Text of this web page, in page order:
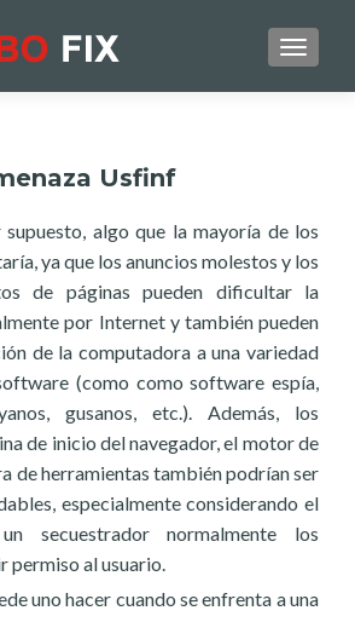
Usfinf
algo que la mayoría de los
ya que los anuncios molestos y los
de páginas pueden dificultar la
por Internet y también pueden
de la computadora a una variedad
(como como software espía,
gusanos, etc.). Además, los
de inicio del navegador, el motor de
de herramientas también podrían ser
especialmente considerando el
secuestrador normalmente los
permiso al usuario.
uno hacer cuando se enfrenta a una